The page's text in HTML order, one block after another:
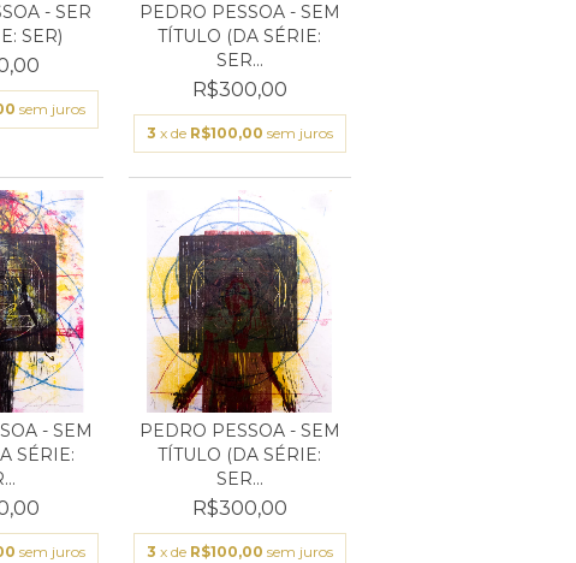
- SER
SER)
sem juros
PEDRO PESSOA - SEM
TÍTULO (DA SÉRIE:
SER...
R$300,00
3 x de R$100,00 sem juros
- SEM
SÉRIE:
sem juros
PEDRO PESSOA - SEM
TÍTULO (DA SÉRIE:
SER...
R$300,00
3 x de R$100,00 sem juros